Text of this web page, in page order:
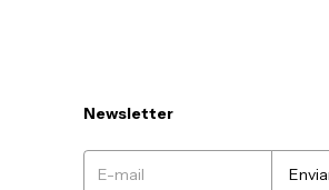
Newsletter